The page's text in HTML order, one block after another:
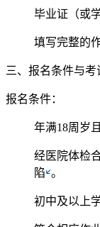
毕业证（或
填写完整的
三、报名条件与考
报名条件：
年满18周岁
经医院体检
陷 。
初中及以上学